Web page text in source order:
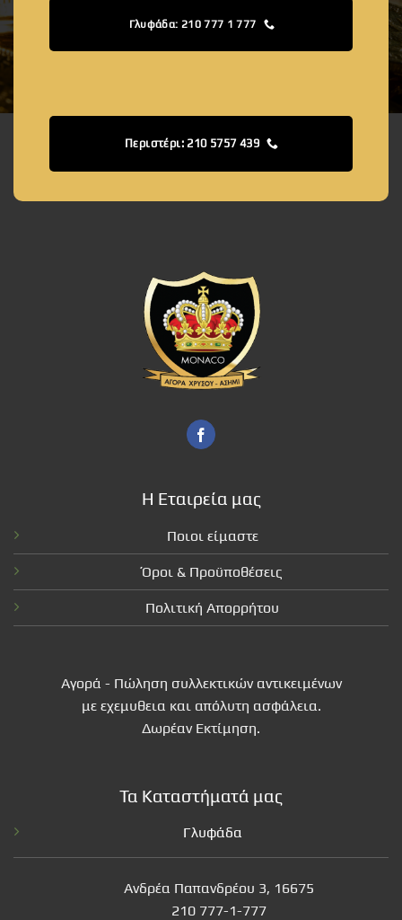
Γλυφάδα: 210 777 1 777
Περιστέρι: 210 5757 439
Η Εταιρεία μας
Ποιοι είμαστε
Όροι & Προϋποθέσεις
Πολιτική Απορρήτου
Αγορά - Πώληση συλλεκτικών αντικειμένων
με εχεμυθεια και απόλυτη ασφάλεια.
Δωρέαν Εκτίμηση.
Τα Καταστήματά μας
Γλυφάδα
Ανδρέα Παπανδρέου 3, 16675
210 777-1-777